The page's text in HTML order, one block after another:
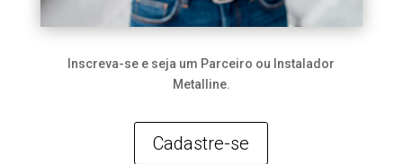
Inscreva-se e seja um Parceiro ou Instalador
Metalline.
Cadastre-se